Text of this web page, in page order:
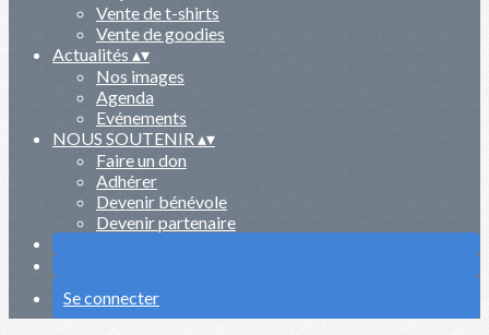
Vente de t-shirts
Vente de goodies
Actualités ▴▾
Nos images
Agenda
Evénements
NOUS SOUTENIR▴▾
Faire un don
Adhérer
Devenir bénévole
Devenir partenaire
Se connecter